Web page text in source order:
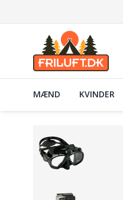
MÆND KVINDER